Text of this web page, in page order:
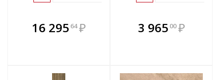
16 295 64 ₽
В комплекте
всегда выгоднее!
В комплекте
всегда выгоднее!
3 965 00 ₽